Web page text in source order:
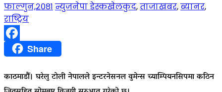
फाल्गुन,२०८१ न्युजनेपा डेस्कखेलकुद,ताजाखबर,ब्यानर,
राष्ट्रिय
FacebookShare
काठमाडौं। घरेलु टोली नेपालले इन्टरनेसनल वुमेन्स च्याम्पियनसिपमा कठिन